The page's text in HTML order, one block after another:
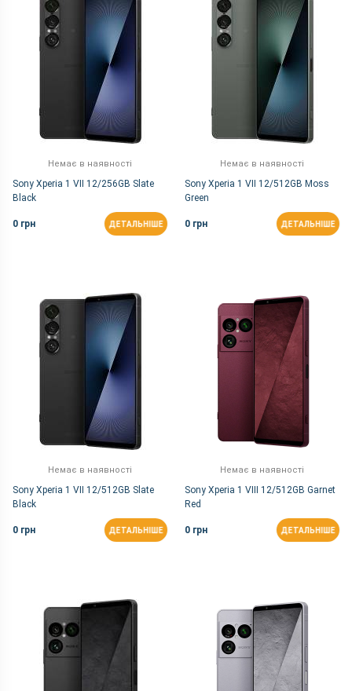
Немає в наявності
Sony Xperia 1 VII 12/256GB Slate
Black
0 грн ДЕТАЛЬНІШЕ
Немає в наявності
Sony Xperia 1 VII 12/512GB Moss
Green
0 грн ДЕТАЛЬНІШЕ
Немає в наявності
Sony Xperia 1 VII 12/512GB Slate
Black
0 грн ДЕТАЛЬНІШЕ
Немає в наявності
Sony Xperia 1 VIII 12/512GB Garnet
Red
0 грн ДЕТАЛЬНІШЕ